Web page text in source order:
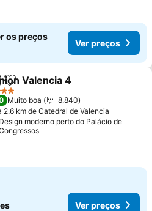
os preços
Ver preços
Adicionar aos favoritos
Valencia 4
Muito boa
8.840
2.6 km de Catedral de Valencia
Design moderno perto do Palácio de
Ver preços